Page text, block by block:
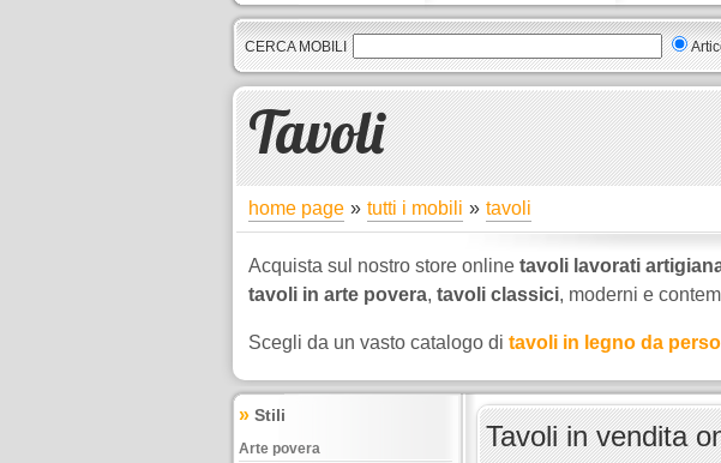
CERCA MOBILI
Tavoli
home page tutti i mobili tavoli
Acquista sul nostro store online tavoli lavorati
tavoli in arte povera, tavoli classici, moderni e
Scegli da un vasto catalogo di tavoli in legno da
» Stili
Arte povera
Tavoli in vendita